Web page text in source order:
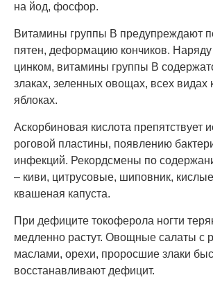
на йод, фосфор.
Витамины группы B предупреждают
пятен, деформацию кончиков.
цинком, витамины группы B
злаках, зеленных овощах, всех видах
яблоках.
Аскорбиновая кислота препятствует
роговой пластины, появлению
инфекций. Рекордсмены по
– киви, цитрусовые, шиповник,
квашеная капуста.
При дефиците токоферола ногти
медленно растут. Овощные салаты с
маслами, орехи, проросшие злаки
восстанавливают дефицит.